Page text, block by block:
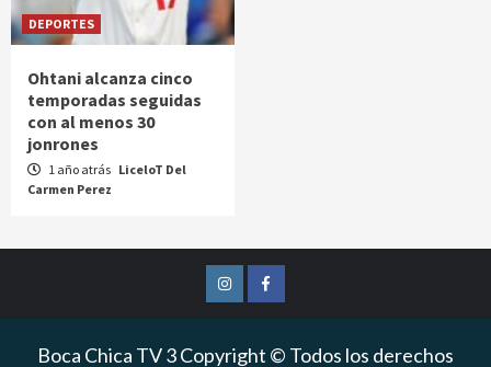
DEPORTES
Ohtani alcanza cinco
temporadas seguidas
con al menos 30
jonrones
1 año atrás LiceloT Del
Carmen Perez
InstagramFacebook
Boca Chica TV 3 Copyright © Todos los derechos